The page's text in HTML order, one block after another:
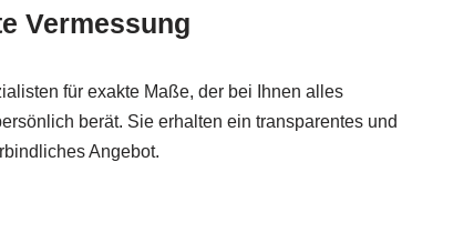
Vermessung
für exakte Maße, der bei Ihnen alles
berät. Sie erhalten ein transparentes und
Angebot.